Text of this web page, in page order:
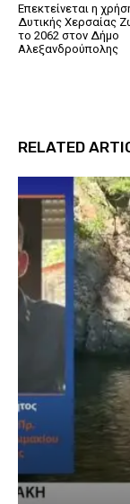
Επεκτείνεται η
Δυτικής Χερσαίας
το 2062 στον Δήμο
Αλεξανδρούπολης
RELATED